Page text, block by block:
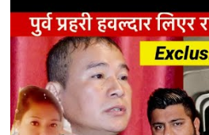
खेल
प्रविधि
भिडियो